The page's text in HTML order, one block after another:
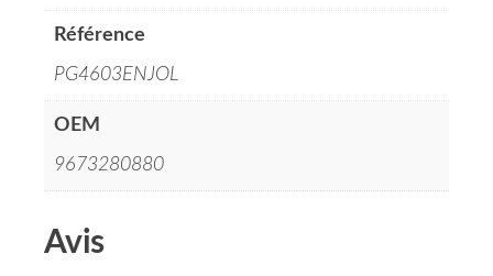
Référence
PG4603ENJOL
OEM
9673280880
Avis